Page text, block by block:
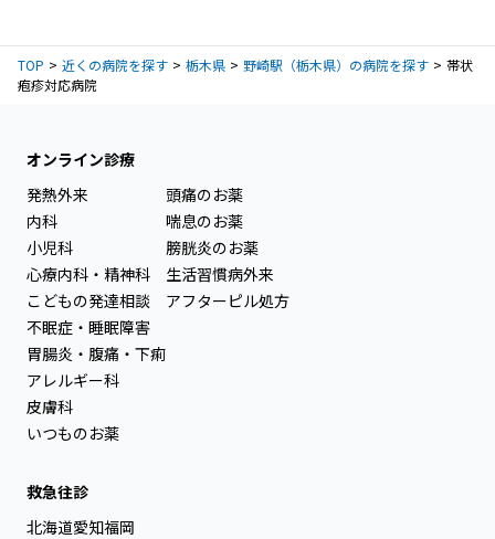
TOP 近くの病院を探す 栃木県 野崎駅（栃木県）の病院を探す
帯状
疱疹対応病院
オンライン診療
発熱外来
内科
小児科
心療内科・精神科
こどもの発達相談
不眠症・睡眠障害
胃腸炎・腹痛・下痢
アレルギー科
皮膚科
いつものお薬
頭痛のお薬
喘息のお薬
膀胱炎のお薬
生活習慣病外来
アフターピル処方
救急往診
北海道愛知福岡